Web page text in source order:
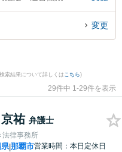
那覇市内の弁護士に相談予約した
。
変更
索結果について詳しくは こちら)
29件中 1-29件を表示
祐 弁護士
法律事務所
|那覇市営業時間：本日定休日